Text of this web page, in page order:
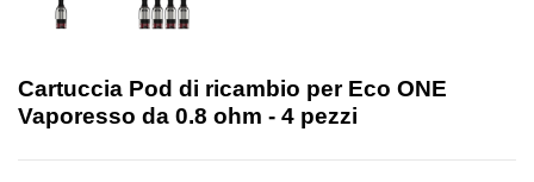
Cartuccia Pod di ricambio per Eco ONE
Vaporesso da 0.8 ohm - 4 pezzi